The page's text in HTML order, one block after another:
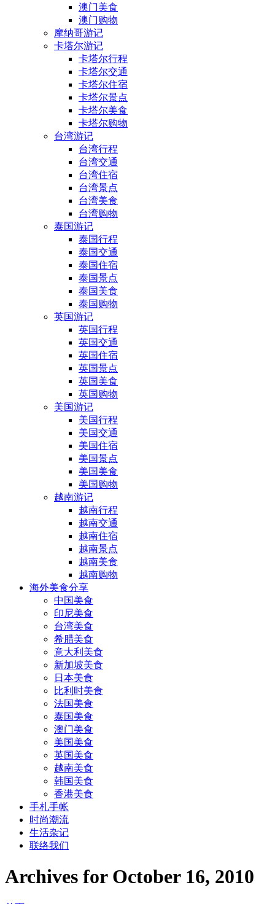
澳门美食
澳门购物
摩纳哥游记
卡塔尔游记
卡塔尔行程
卡塔尔交通
卡塔尔住宿
卡塔尔景点
卡塔尔美食
卡塔尔购物
台湾游记
台湾行程
台湾交通
台湾住宿
台湾景点
台湾美食
台湾购物
泰国游记
泰国行程
泰国交通
泰国住宿
泰国景点
泰国美食
泰国购物
英国游记
英国行程
英国交通
英国住宿
英国景点
英国美食
英国购物
美国游记
美国行程
美国交通
美国住宿
美国景点
美国美食
美国购物
越南游记
越南行程
越南交通
越南住宿
越南景点
越南美食
越南购物
海外美食分享
中国美食
印尼美食
台湾美食
希腊美食
意大利美食
新加坡美食
日本美食
比利时美食
法国美食
泰国美食
澳门美食
美国美食
英国美食
越南美食
韩国美食
香港美食
手札手帐
时尚潮流
生活杂记
联络我们
Archives for October 16, 2010